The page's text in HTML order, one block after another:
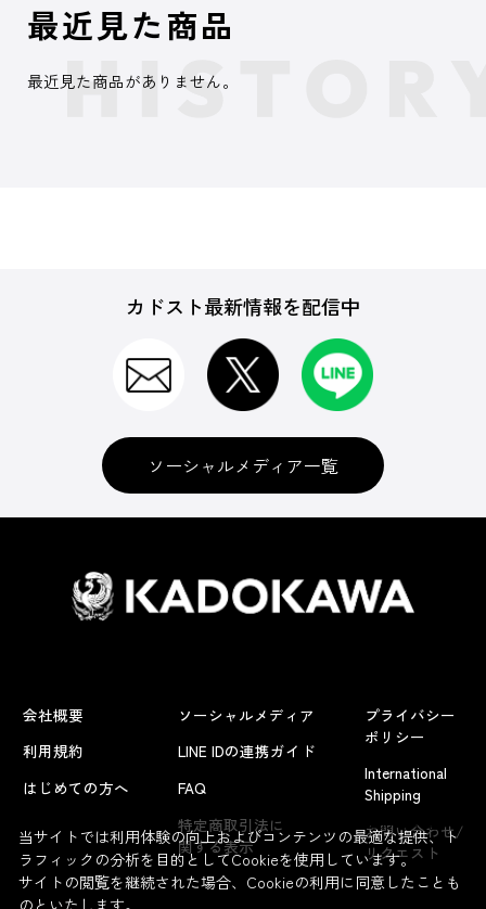
よくあるお問い合わせ
最近見た商品
最近見た商品がありません。
カドスト最新情報を配信中
ソーシャルメディア一覧
会社概要
利用規約
はじめての方へ
ソーシャルメディア
LINE IDの連携ガイド
FAQ
特定商取引法に
関する表示
プライバシー
ポリシー
International
Shipping
お問い合わせ/
リクエスト
当サイトでは利用体験の向上およびコンテンツの最適な提供、ト
ラフィックの分析を目的としてCookieを使用しています。
サイトの閲覧を継続された場合、Cookieの利用に同意したことも